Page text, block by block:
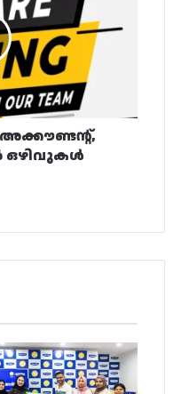
അക്കൗണ്ടന്റ്,
ഒഴിവുകൾ